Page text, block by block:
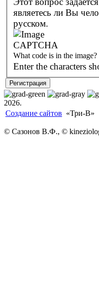
являетесь ли Вы человеком, введите пожалуйста буквы на
русском.
What code is in the image?
Enter the characters
2026.
Создание сайтов «Три-В»
© Сазонов В.Ф., ©